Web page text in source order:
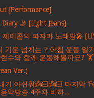
[Performance]
🤳 [Light Jeans]
제이콥의 파자마 노래방🎤
기운 넘치는 ❔ 아침 운동 일
수와 함께 운동해볼까요?
Ver.)
기 아쉬워👼🏻👼🏻 마지막
음악방송 4주차 비하...